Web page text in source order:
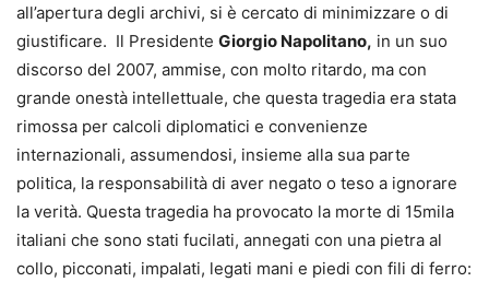
all’apertura degli archivi, si è cercato di minimizzare o di
giustificare. Il Presidente Giorgio Napolitano, in un suo
discorso del 2007, ammise, con molto ritardo, ma con
grande onestà intellettuale, che questa tragedia era stata
rimossa per calcoli diplomatici e convenienze
internazionali, assumendosi, insieme alla sua parte
politica, la responsabilità di aver negato o teso a ignorare
la verità. Questa tragedia ha provocato la morte di 15mila
italiani che sono stati fucilati, annegati con una pietra al
collo, picconati, impalati, legati mani e piedi con fili di ferro: